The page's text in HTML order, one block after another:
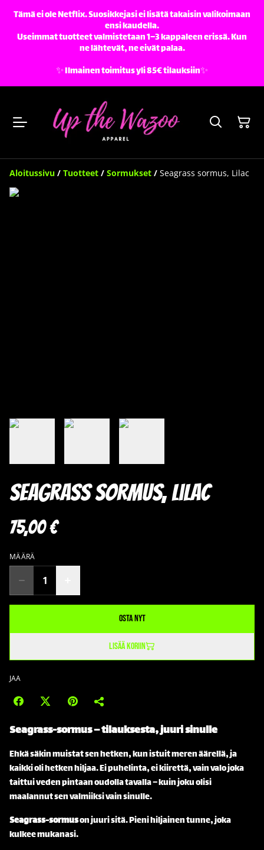
Tämä ei ole Netflix. Suosikkejasi ei lisätä takaisin valikoimaan
ensi kaudella.
Useimmat tuotteet valmistetaan 1–3 kappaleen erissä. Kun
ne lähtevät, ne eivät palaa.
✨️ Ilmainen toimitus yli 85€ tilauksiin✨️
Aloitussivu / Tuotteet / Sormukset / Seagrass sormus, Lilac
Seagrass sormus, Lilac
75,00 €
MÄÄRÄ
Osta nyt
Lisää koriin
JAA
Seagrass-sormus – tilauksesta, juuri sinulle
Ehkä säkin muistat sen hetken, kun istuit meren äärellä, ja
kaikki oli hetken hiljaa. Ei puhelinta, ei kiirettä, vain valo joka
taittui veden pintaan oudolla tavalla – kuin joku olisi
maalannut sen valmiiksi vain sinulle.
Seagrass-sormuson juuri sitä. Pieni hiljainen tunne, joka
kulkee mukanasi.